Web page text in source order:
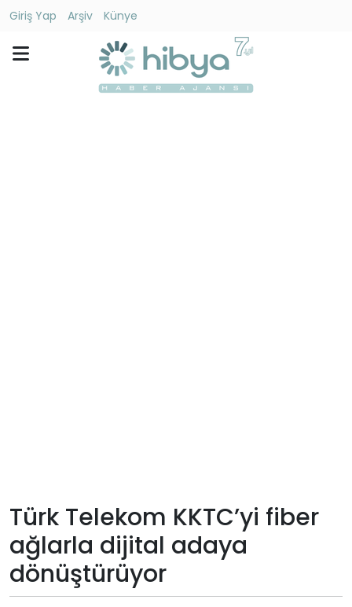
Giriş Yap Arşiv
Künye
Künye
Giriş
Yap
Türk Telekom KKTC’yi fiber
ağlarla dijital adaya
dönüştürüyor